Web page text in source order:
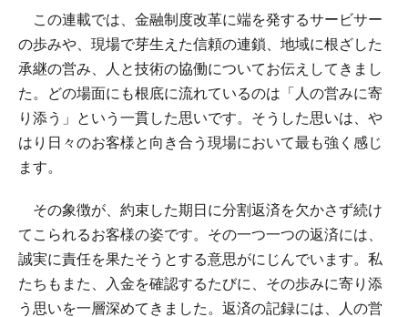
この連載では、金融制度改革に端を発するサービサー
の歩みや、現場で芽生えた信頼の連鎖、地域に根ざした
承継の営み、人と技術の協働についてお伝えしてきまし
た。どの場面にも根底に流れているのは「人の営みに寄
り添う」という一貫した思いです。そうした思いは、や
はり日々のお客様と向き合う現場において最も強く感じ
ます。
その象徴が、約束した期日に分割返済を欠かさず続け
てこられるお客様の姿です。その一つ一つの返済には、
誠実に責任を果たそうとする意思がにじんでいます。私
たちもまた、入金を確認するたびに、その歩みに寄り添
う思いを一層深めてきました。返済の記録には、人の営